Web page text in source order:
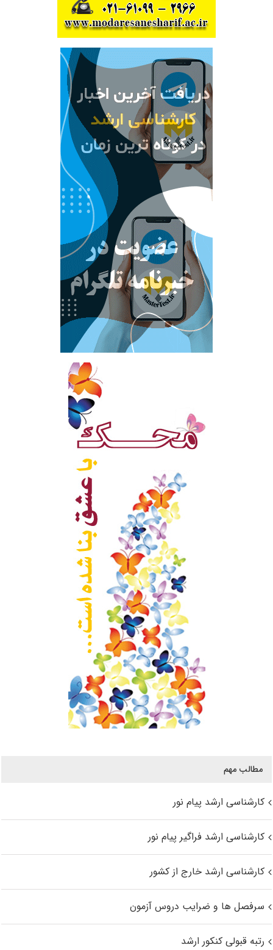
مطالب مهم
کارشناسی ارشد پیام نور
کارشناسی ارشد فراگیر پیام نور
کارشناسی ارشد خارج از کشور
سرفصل ها و ضرایب دروس آزمون
رتبه قبولی کنکور ارشد